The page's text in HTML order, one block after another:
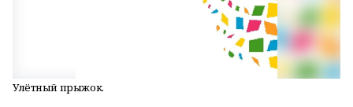
Улётный прыжок.